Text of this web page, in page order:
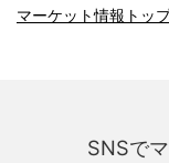
マーケット情報トッ
SNSで